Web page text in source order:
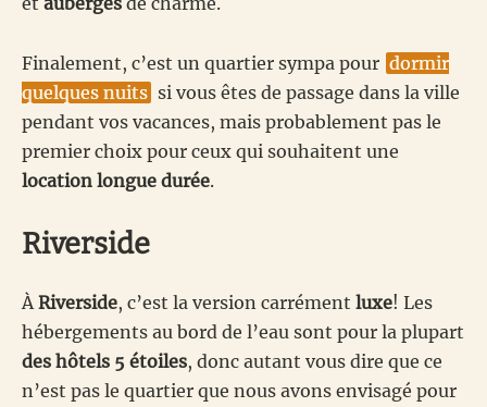
Finalement, c’est un quartier sympa pour dormir
quelques nuits si vous êtes de passage dans la ville
pendant vos vacances, mais probablement pas le
premier choix pour ceux qui souhaitent une
location longue durée.
Riverside
À Riverside, c’est la version carrément luxe! Les
hébergements au bord de l’eau sont pour la plupart
des hôtels 5 étoiles, donc autant vous dire que ce
n’est pas le quartier que nous avons envisagé pour